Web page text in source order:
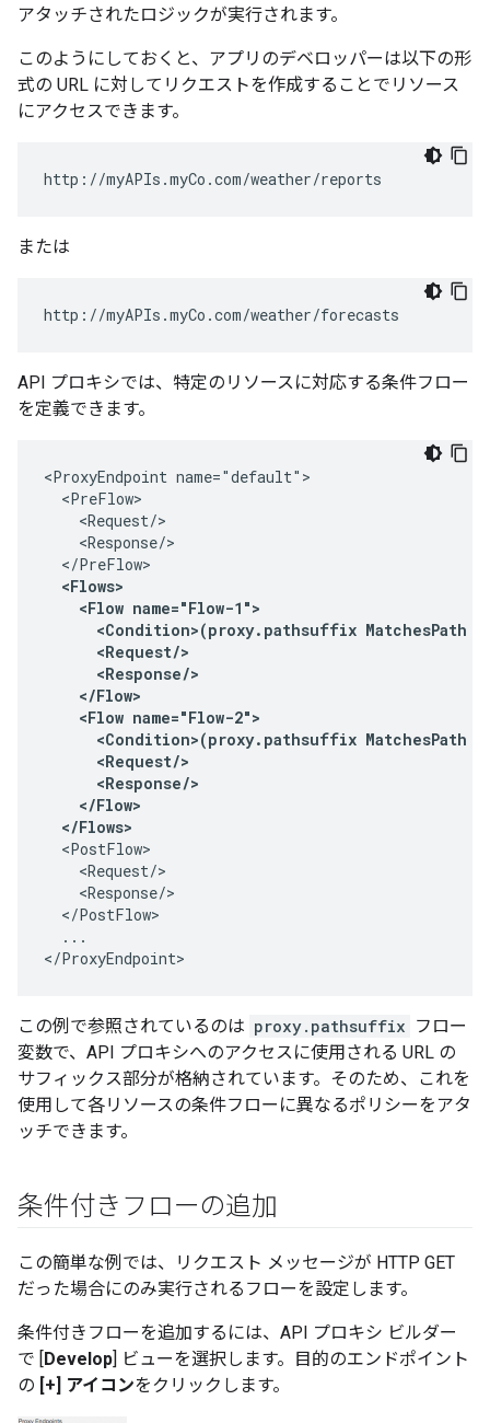
アタッチされたロジックが実行されます。
このようにしておくと、アプリのデベロッパーは以下の形
式の URL に対してリクエストを作成することでリソース
にアクセスできます。
http://myAPIs.myCo.com/weather/reports
または
http://myAPIs.myCo.com/weather/forecasts
API プロキシでは、特定のリソースに対応する条件フロー
を定義できます。
<ProxyEndpoint name="default">
  <PreFlow>
    <Request/>
    <Response/>
  <Flows>
    <Flow name="Flow-1">
<Condition>(proxy.pathsuffix MatchesPath
      <Request/>
      <Response/>
    </Flow>
    <Flow name="Flow-2">
<Condition>(proxy.pathsuffix MatchesPath
      <Request/>
      <Response/>
    </Flow>
  <PostFlow>
    <Request/>
    <Response/>
  </PostFlow>
  ...
</ProxyEndpoint>
この例で参照されているのは proxy.pathsuffix フロー
変数で、API プロキシへのアクセスに使用される URL の
サフィックス部分が格納されています。そのため、これを
使用して各リソースの条件フローに異なるポリシーをアタ
ッチできます。
条件付きフローの追加
この簡単な例では、リクエスト メッセージが HTTP GET
だった場合にのみ実行されるフローを設定します。
条件付きフローを追加するには、API プロキシ ビルダー
で [Develop] ビューを選択します。目的のエンドポイント
の [+] アイコンをクリックします。